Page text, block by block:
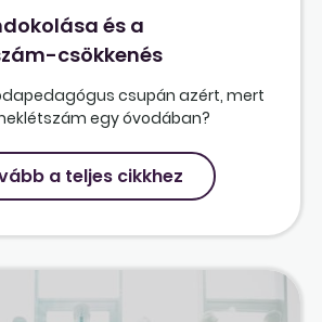
és a
csökkenés
csupán azért, mert
egy óvodában?
a teljes cikkhez